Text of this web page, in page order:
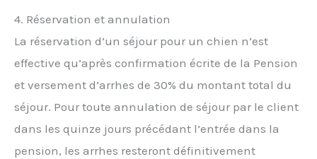
4. Réservation et annulation
La réservation d’un séjour pour un chien n’est
effective qu’après confirmation écrite de la Pension
et versement d’arrhes de 30% du montant total du
séjour. Pour toute annulation de séjour par le client
dans les quinze jours précédant l’entrée dans la
pension, les arrhes resteront définitivement